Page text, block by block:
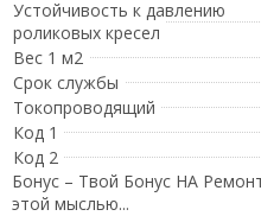
Устойчивость к давлению
роликовых кресел
Вес 1 м2
Срок службы
Токопроводящий
Код 1
Код 2
Бонус – Твой Бонус НА
этой мыслью...